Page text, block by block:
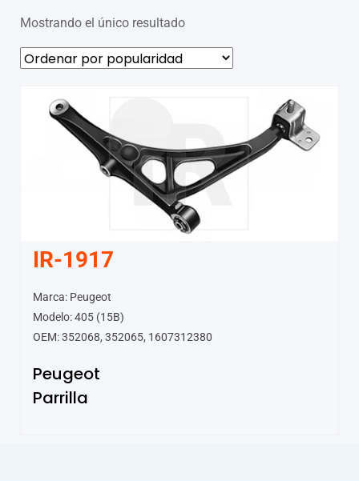
Mostrando el único resultado
IR-1917
Marca: Peugeot
Modelo: 405 (15B)
OEM: 352068, 352065, 1607312380
Peugeot
Parrilla